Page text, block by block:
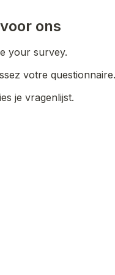
ons
your survey.
votre questionnaire.
je vragenlijst.